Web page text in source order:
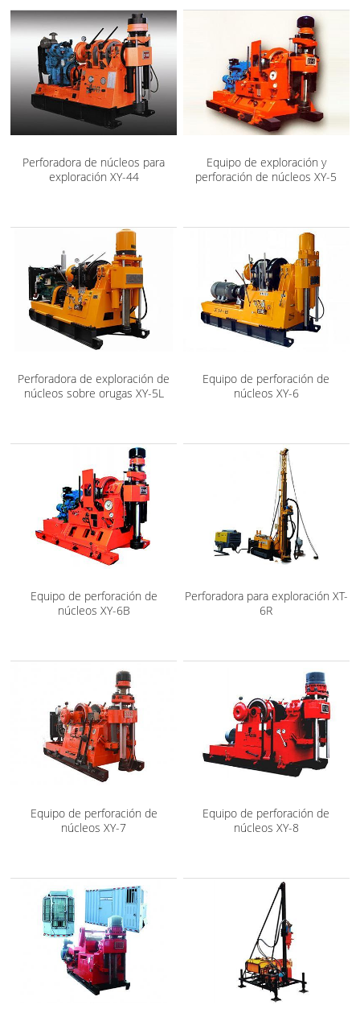
Perforadora de núcleos para
exploración XY-44
Equipo de exploración y
perforación de núcleos XY-5
Perforadora de exploración de
núcleos sobre orugas XY-5L
Equipo de perforación de
núcleos XY-6
Equipo de perforación de
núcleos XY-6B
Perforadora para exploración XT-
6R
Equipo de perforación de
núcleos XY-7
Equipo de perforación de
núcleos XY-8